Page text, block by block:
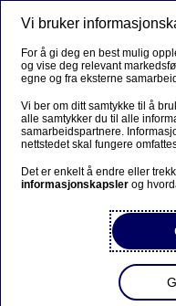
Vi bruker
For å gi deg en best mulig
og vise deg relevant
egne og fra eksterne
Vi ber om ditt samtykke til å
alle samtykker du til alle
samarbeidspartnere.
nettstedet skal fungere
Det er enkelt å endre eller
informasjonskapsler og